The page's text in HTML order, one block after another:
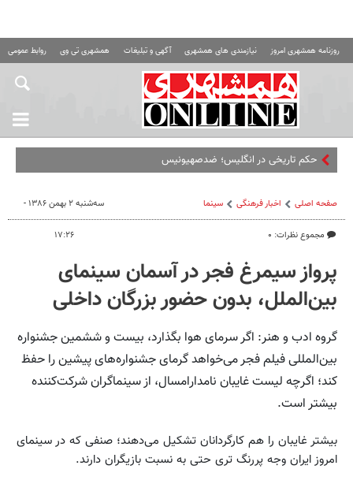
روزنامه همشهری امروز نیازمندی های همشهری آگهی و تبلیغات همشهری تی وی روابط عمومی
حکم تاریخی در انگلیس؛ ضدصهیونیسم» بودن یهودس
صفحه اصلی اخبار فرهنگی سینما
مجموع نظرات: ۰
سه‌شنبه ۲ بهمن ۱۳۸۶ -
۱۷:۲۶
پرواز سیمرغ فجر در آسمان سینمای
بین‌الملل، بدون حضور بزرگان داخلی
گروه ادب و هنر: اگر سرمای هوا بگذارد، بیست و ششمین جشنواره
بین‌المللی فیلم فجر می‌خواهد گرمای جشنواره‌های پیشین را حفظ
کند؛ اگرچه لیست غایبان نامدارامسال، از سینماگران شرکت‌کننده
بیشتر است.
بیشتر غایبان را هم کارگردانان تشکیل می‌دهند؛ صنفی که در سینمای
امروز ایران وجه پررنگ تری حتی به نسبت بازیگران دارند.